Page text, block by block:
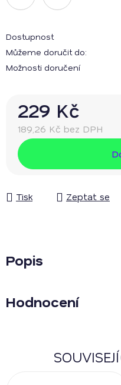
Dostupnost
Můžeme doručit do:
Možnosti doručení
229 Kč
189,26 Kč bez DPH
Měrná cena:
Tisk Zeptat se
Popis
Hodnocení